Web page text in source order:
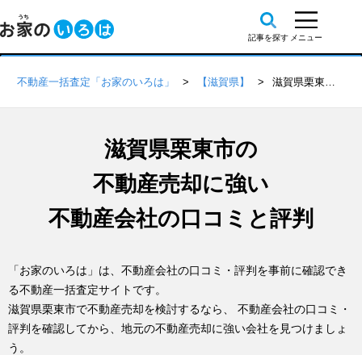
不動産一括査定「お家のいろは」 【滋賀県】 滋賀県栗東市の不動産会社 口コミ・評判一覧
滋賀県栗東市の
不動産売却に強い
不動産会社の口コミと評判
「お家のいろは」は、不動産会社の口コミ・評判を事前に確認でき
る不動産一括査定サイトです。
滋賀県栗東市で不動産売却を検討するなら、 不動産会社の口コミ・
評判を確認してから、地元の不動産売却に強い会社を見つけましょ
う。